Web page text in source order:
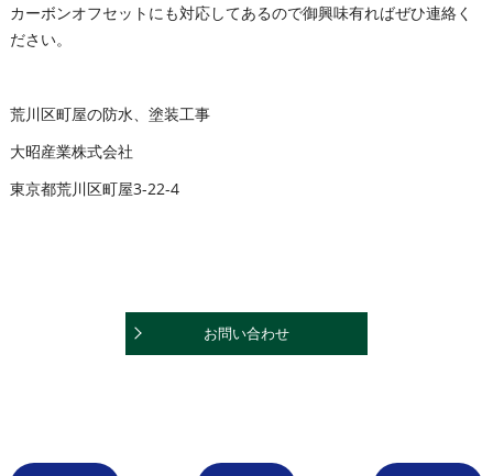
カーボンオフセットにも対応してあるので御興味有ればぜひ連絡く
ださい。
荒川区町屋の防水、塗装工事
大昭産業株式会社
東京都荒川区町屋3-22-4
お問い合わせ